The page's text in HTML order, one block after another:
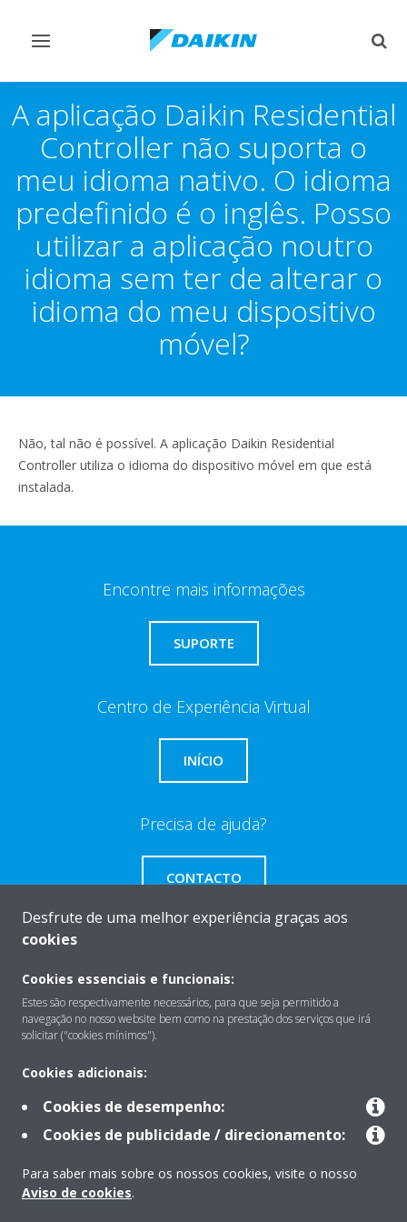
Comutar
A aplicação Daikin Residential
Controller não suporta o
meu idioma nativo. O idioma
predefinido é o inglês. Posso
utilizar a aplicação noutro
idioma sem ter de alterar o
idioma do meu dispositivo
móvel?
Não, tal não é possível. A aplicação Daikin Residential
Controller utiliza o idioma do dispositivo móvel em que está
instalada.
Encontre mais informações
SUPORTE
Centro de Experiência Virtual
INÍCIO
Precisa de ajuda?
CONTACTO
Sobre
Contacto
Produtos
Desfrute de uma melhor experiência graças aos
cookies
Cookies essenciais e funcionais:
Estes são respectivamente necessários, para que seja permitido a
navegação no nosso website bem como na prestação dos serviços que irá
solicitar ("cookies mínimos").
Cookies adicionais:
Cookies de desempenho:
Cookies de publicidade / direcionamento:
Para saber mais sobre os nossos cookies, visite o nosso
Aviso de cookies.